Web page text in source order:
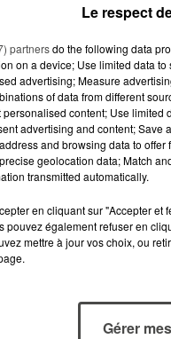
7 août 2026
WEEK-END
ROUGE SUR LES
PRÉPARE À UN...
Le respect
partnersdo the following data
on a device; Use limited data
advertising; Measure
of data from different
content; Use limited
advertising and content;
and browsing data to
geolocation data; Match
transmitted automatically.
en cliquant sur "Accepter
pouvez également refuser en
mettre à jour vos choix, ou
Gérer